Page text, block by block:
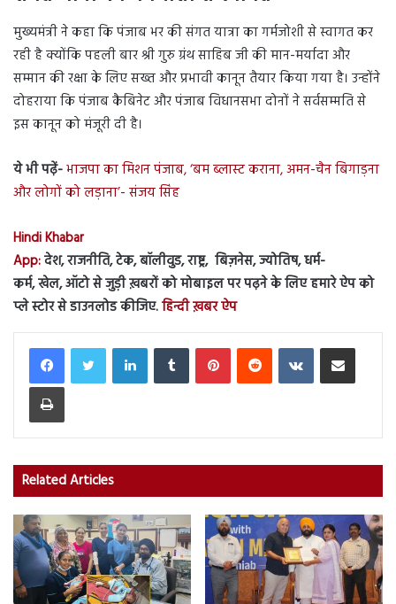
मुख्यमंत्री ने कहा कि पंजाब भर की संगत यात्रा का गर्मजोशी से स्वागत कर
रही है क्योंकि पहली बार श्री गुरु ग्रंथ साहिब जी की मान-मर्यादा और
सम्मान की रक्षा के लिए सख्त और प्रभावी कानून तैयार किया गया है। उन्होंने
दोहराया कि पंजाब कैबिनेट और पंजाब विधानसभा दोनों ने सर्वसम्मति से
इस कानून को मंजूरी दी है।
ये भी पढ़ें-भाजपा का मिशन पंजाब, ‘बम ब्लास्ट कराना, अमन-चैन बिगाड़ना
और लोगों को लड़ाना’- संजय सिंह
Hindi Khabar
App:देश, राजनीति, टेक, बॉलीवुड, राष्ट्र, बिज़नेस, ज्योतिष, धर्म-
कर्म, खेल, ऑटो से जुड़ी ख़बरों को मोबाइल पर पढ़ने के लिए हमारे ऐप को
प्ले स्टोर से डाउनलोड कीजिए.हिन्दी ख़बर ऐप
LinkedInTumblr PinterestReddit VKontakteShare via Email
Print
Related Articles